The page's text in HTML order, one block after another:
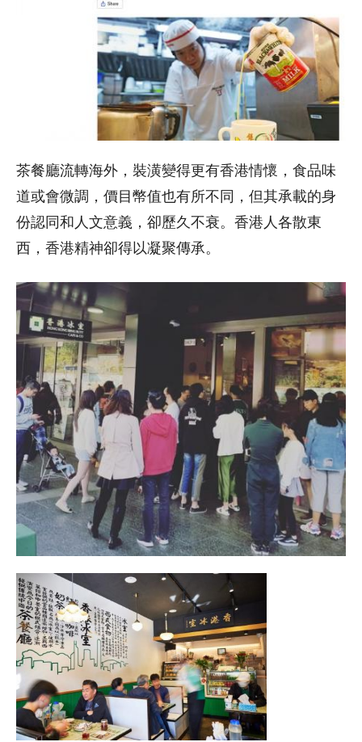
茶餐廳流轉海外，裝潢變得更有香港情懷，食品味
道或會微調，價目幣值也有所不同，但其承載的身
份認同和人文意義，卻歷久不衰。香港人各散東
西，香港精神卻得以凝聚傳承。